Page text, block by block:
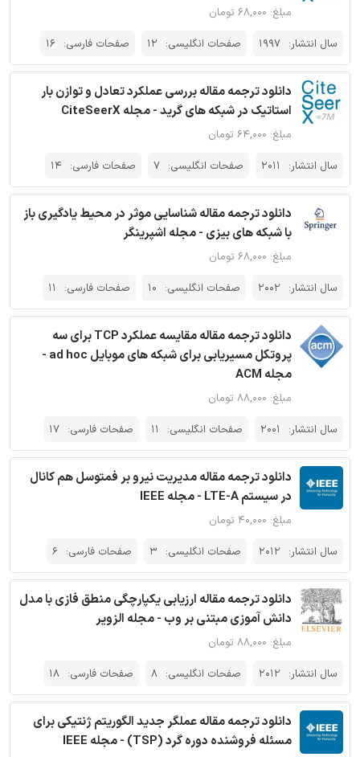
مبلغ: ۶۸,۰۰۰ تومان
سال انتشار: 1997 صفحات انگلیسی: 12 صفحات فارسی: 16
دانلود ترجمه مقاله بررسی عملکرد تعادل و توازن بار
استاتیک در شبکه های گرید - مجله CiteSeerX
مبلغ: ۶۴,۰۰۰ تومان
سال انتشار:
2011 صفحات انگلیسی: 7 صفحات فارسی: 14
دانلود ترجمه مقاله شناسایی موثر در محیط یادگیری باز
با شبکه های بیزی - مجله اشپرینگر
مبلغ: ۶۸,۰۰۰ تومان
سال انتشار: 2002 صفحات انگلیسی: 10 صفحات فارسی: 11
دانلود ترجمه مقاله مقایسه عملکرد TCP برای سه
پروتکل مسیریابی برای شبکه های موبایل ad hoc -
مجله ACM
مبلغ: ۸۸,۰۰۰ تومان
سال انتشار:
2001 صفحات انگلیسی: 11 صفحات فارسی: 17
دانلود ترجمه مقاله مدیریت نیرو بر فمتوسل هم کانال
در سیستم LTE-A - مجله IEEE
مبلغ: ۴۰,۰۰۰ تومان
سال انتشار: 2012 صفحات انگلیسی: 3 صفحات فارسی: 6
دانلود ترجمه مقاله ارزیابی یکپارچگی منطق فازی با مدل
دانش آموزی مبتنی بر وب - مجله الزویر
مبلغ: ۸۸,۰۰۰ تومان
سال انتشار: 2012 صفحات انگلیسی: 8 صفحات فارسی: 18
دانلود ترجمه مقاله عملگر جدید الگوریتم ژنتیکی برای
مسئله فروشنده دوره گرد (TSP) - مجله IEEE